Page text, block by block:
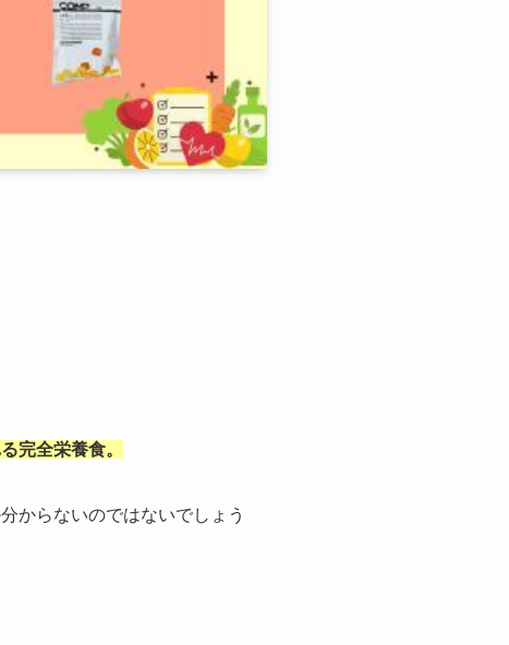
完全栄養食。
からないのではないでしょう